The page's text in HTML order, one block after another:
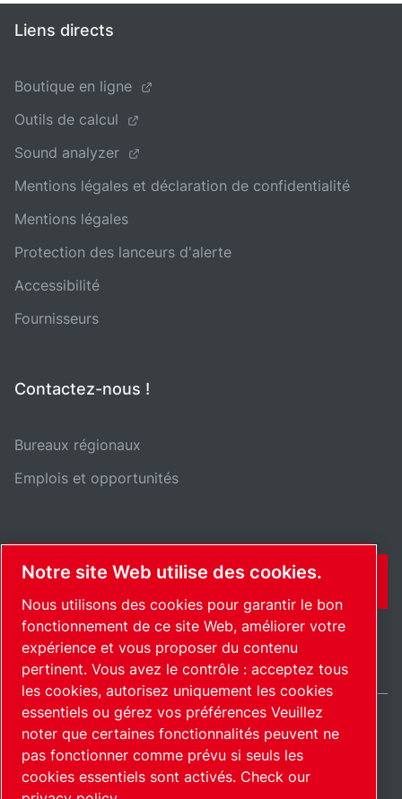
Liens directs
Boutique en ligne
Outils de calcul
Sound analyzer
Mentions légales et déclaration de confidentialité
Mentions légales
Protection des lanceurs d'alerte
Accessibilité
Fournisseurs
Contactez-nous !
Bureaux régionaux
Emplois et opportunités
CONTACT
Plan du siteGérer les cookies© 2026 Copyright.
France / FR
Notre site Web utilise des cookies.
Nous utilisons des cookies pour garantir le bon
fonctionnement de ce site Web, améliorer votre
expérience et vous proposer du contenu
pertinent. Vous avez le contrôle : acceptez tous
les cookies, autorisez uniquement les cookies
essentiels ou gérez vos préférences Veuillez
noter que certaines fonctionnalités peuvent ne
pas fonctionner comme prévu si seuls les
cookies essentiels sont activés. Check our